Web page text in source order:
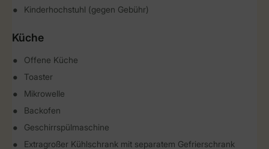
Kinderhochstuhl (gegen Gebühr)
Küche
Offene Küche
Toaster
Mikrowelle
Backofen
Geschirrspülmaschine
Extragroßer Kühlschrank mit separatem Gefrierschrank